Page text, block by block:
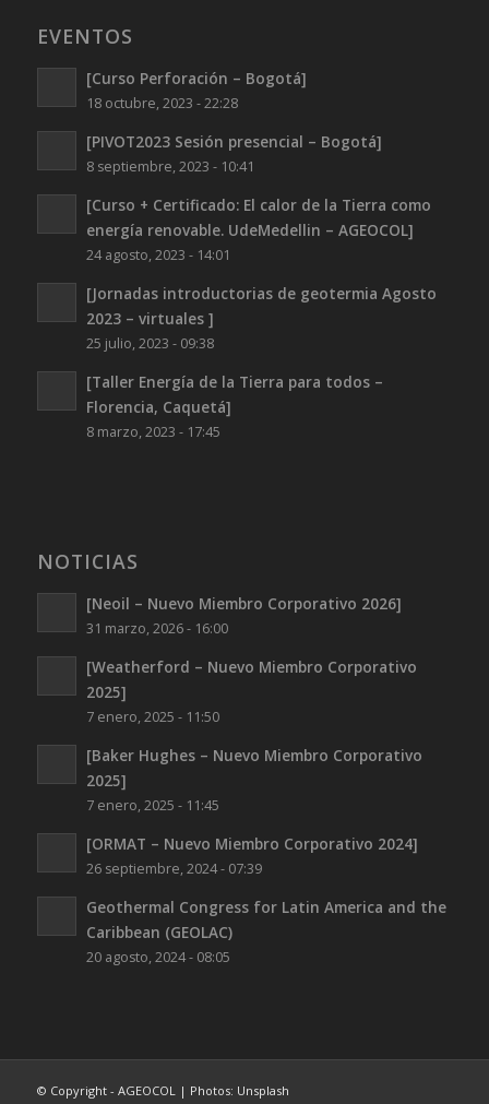
EVENTOS
[Curso Perforación – Bogotá]
18 octubre, 2023 - 22:28
[PIVOT2023 Sesión presencial – Bogotá]
8 septiembre, 2023 - 10:41
[Curso + Certificado: El calor de la Tierra como
energía renovable. UdeMedellin – AGEOCOL]
24 agosto, 2023 - 14:01
[Jornadas introductorias de geotermia Agosto
2023 – virtuales ]
25 julio, 2023 - 09:38
[Taller Energía de la Tierra para todos –
Florencia, Caquetá]
8 marzo, 2023 - 17:45
NOTICIAS
[Neoil – Nuevo Miembro Corporativo 2026]
31 marzo, 2026 - 16:00
[Weatherford – Nuevo Miembro Corporativo
2025]
7 enero, 2025 - 11:50
[Baker Hughes – Nuevo Miembro Corporativo
2025]
7 enero, 2025 - 11:45
[ORMAT – Nuevo Miembro Corporativo 2024]
26 septiembre, 2024 - 07:39
Geothermal Congress for Latin America and the
Caribbean (GEOLAC)
20 agosto, 2024 - 08:05
© Copyright - AGEOCOL | Photos: Unsplash